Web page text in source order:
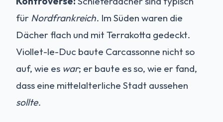
für Nordfrankreich. Im Süden waren die
Dächer flach und mit Terrakotta gedeckt.
Viollet-le-Duc baute Carcassonne nicht so
auf, wie es war; er baute es so, wie er fand,
dass eine mittelalterliche Stadt aussehen
sollte.